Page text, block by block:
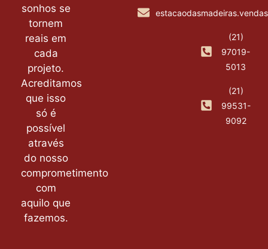
sonhos se
tornem
reais em
cada
projeto.
Acreditamos
que isso
só é
possível
através
do nosso
comprometimento
com
aquilo que
fazemos.
(21)
97019-
5013
(21)
99531-
9092